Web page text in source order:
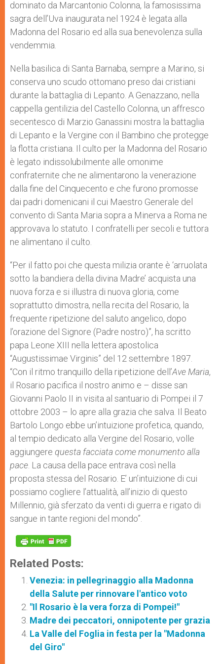
dominato da Marcantonio Colonna, la famosissima
sagra dell’Uva inaugurata nel 1924 è legata alla
Madonna del Rosario ed alla sua benevolenza sulla
vendemmia.
Nella basilica di Santa Barnaba, sempre a Marino, si
conserva uno scudo ottomano preso dai cristiani
durante la battaglia di Lepanto. A Genazzano, nella
cappella gentilizia del Castello Colonna, un affresco
secentesco di Marzio Ganassini mostra la battaglia
di Lepanto e la Vergine con il Bambino che protegge
la flotta cristiana. Il culto per la Madonna del Rosario
è legato indissolubilmente alle omonime
confraternite che ne alimentarono la venerazione
dalla fine del Cinquecento e che furono promosse
dai padri domenicani il cui Maestro Generale del
convento di Santa Maria sopra a Minerva a Roma ne
approvava lo statuto. I confratelli per secoli e tuttora
ne alimentano il culto.
“Per il fatto poi che questa milizia orante è ‘arruolata
sotto la bandiera della divina Madre’ acquista una
nuova forza e si illustra di nuova gloria, come
soprattutto dimostra, nella recita del Rosario, la
frequente ripetizione del saluto angelico, dopo
l’orazione del Signore (Padre nostro)”, ha scritto
papa Leone XIII nella lettera apostolica
“Augustissimae Virginis” del 12 settembre 1897.
“Con il ritmo tranquillo della ripetizione dell’Ave Maria,
il Rosario pacifica il nostro animo e – disse san
Giovanni Paolo II in visita al santuario di Pompei il 7
ottobre 2003 – lo apre alla grazia che salva. Il Beato
Bartolo Longo ebbe un’intuizione profetica, quando,
al tempio dedicato alla Vergine del Rosario, volle
aggiungere questa facciata come monumento alla
pace . La causa della pace entrava così nella
proposta stessa del Rosario. E’ un’intuizione di cui
possiamo cogliere l’attualità, all’inizio di questo
Millennio, già sferzato da venti di guerra e rigato di
sangue in tante regioni del mondo”.
Related Posts:
Venezia: in pellegrinaggio alla Madonna
della Salute per rinnovare l'antico voto
"Il Rosario è la vera forza di Pompei!"
Madre dei peccatori, onnipotente per grazia
La Valle del Foglia in festa per la "Madonna
del Giro"